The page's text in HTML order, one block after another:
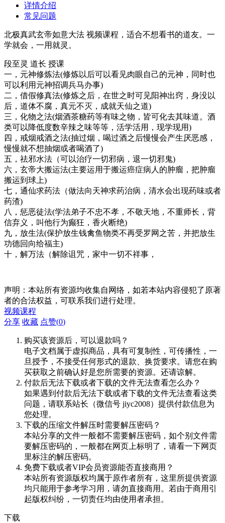
详情介绍
常见问题
北极真武玄帝如意大法 视频课程，适合不想看书的道友。一
学就会，一用就灵。
段至灵 道长 授课
一，元神修炼法(修炼以后可以看见肉眼自己的元神，同时也
可以利用元神招调兵马办事)
二，借假修真法(修炼之后，在世之时可见阳神出窍，身没以
后，道体不腐，真元不灭，成就天仙之道)
三，化物之法(烟酒茶糖药等有味之物，皆可化去其味道。酒
类可以降低度数辛辣之味等等，活学活用，现学现用)
四，戒烟戒酒之法(抽过烟，喝过酒之后慢慢会产生厌恶感，
慢慢就不想抽烟或者喝酒了)
五，祛邪水法（可以治疗一切邪病，退一切邪鬼)
六，玄帝大搬运法(主要运用于搬运癌症病人的肿瘤，把肿瘤
搬运到球上)
七，通仙求药法（做法向天神求药治病，清水会出现药味或者
药渣)
八，惩恶徒法(学法弟子不忠不孝，不敬天地，不重师长，背
信弃义，叫他行为癫狂，香火断绝)
九，放生法(保护放生钱禽鱼物类不再受罗网之苦，并把放生
功德回向给福主)
十，解万法（解除诅咒，家中一切不祥事，
声明：本站所有资源均收集自网络，如若本站内容侵犯了原著
者的合法权益，可联系我们进行处理。
视频课程
分享 收藏 点赞(0)
购买该资源后，可以退款吗？
电子文档属于虚拟商品，具有可复制性，可传播性，一
旦授予，不接受任何形式的退款、换货要求。请您在购
买获取之前确认好是您所需要的资源。还请谅解。
付款后无法下载或者下载的文件无法查看怎么办？
如果遇到付款后无法下载或者下载的文件无法查看这类
问题，请联系站长（微信号 jiyc2008）提供付款信息为
您处理。
下载的压缩文件解压时需要解压密码？
本站分享的文件一般都不需要解压密码，如个别文件需
要解压密码的，一般都在网页上标明了，请看一下网页
里标注的解压密码。
免费下载或者VIP会员资源能否直接商用？
本站所有资源版权均属于原作者所有，这里所提供资源
均只能用于参考学习用，请勿直接商用。若由于商用引
起版权纠纷，一切责任均由使用者承担。
下载